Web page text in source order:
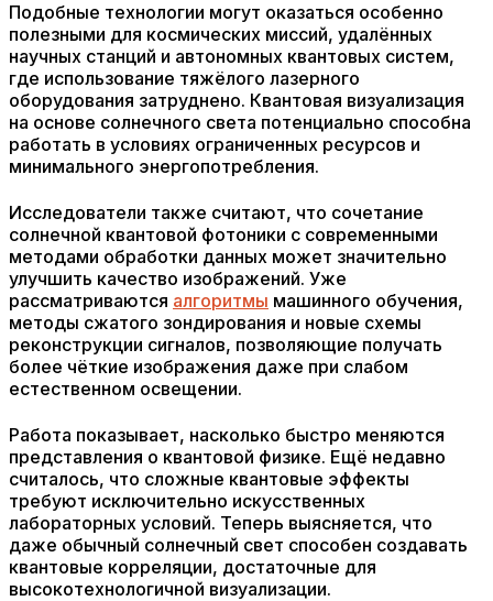
Подобные технологии могут оказаться особенно
полезными для космических миссий, удалённых
научных станций и автономных квантовых систем,
где использование тяжёлого лазерного
оборудования затруднено. Квантовая визуализация
на основе солнечного света потенциально способна
работать в условиях ограниченных ресурсов и
минимального энергопотребления.
Исследователи также считают, что сочетание
солнечной квантовой фотоники с современными
методами обработки данных может значительно
улучшить качество изображений. Уже
рассматриваются алгоритмы машинного обучения,
методы сжатого зондирования и новые схемы
реконструкции сигналов, позволяющие получать
более чёткие изображения даже при слабом
естественном освещении.
Работа показывает, насколько быстро меняются
представления о квантовой физике. Ещё недавно
считалось, что сложные квантовые эффекты
требуют исключительно искусственных
лабораторных условий. Теперь выясняется, что
даже обычный солнечный свет способен создавать
квантовые корреляции, достаточные для
высокотехнологичной визуализации.